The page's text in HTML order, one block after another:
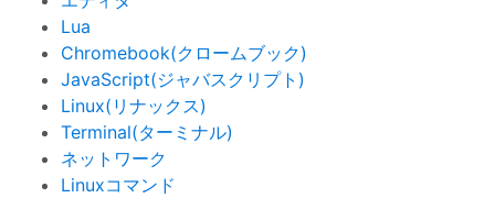
Lua
Chromebook(クロームブック)
JavaScript(ジャバスクリプト)
Linux(リナックス)
Terminal(ターミナル)
ネットワーク
Linuxコマンド